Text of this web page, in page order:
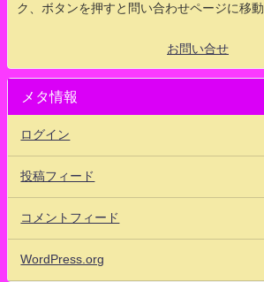
ク、ボタンを押すと問い合わせページに移動
お問い合せ
メタ情報
ログイン
投稿フィード
コメントフィード
WordPress.org